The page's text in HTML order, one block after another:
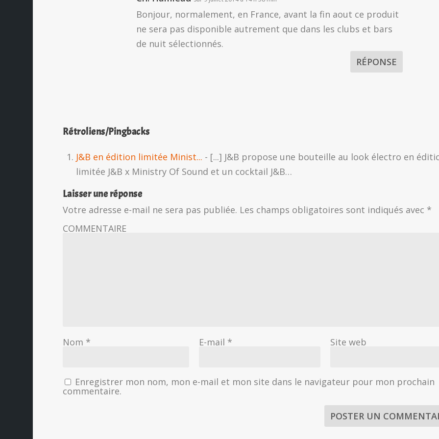
Bonjour, normalement, en France, avant la fin aout ce produit
ne sera pas disponible autrement que dans les clubs et bars
de nuit sélectionnés.
RÉPONSE
Rétroliens/Pingbacks
J&B en édition limitée Minist... - [...] J&B propose une bouteille au look électro en
limitée J&B x Ministry Of Sound et un cocktail J&B…
Laisser une réponse
Votre adresse e-mail ne sera pas publiée. Les champs obligatoires sont indiqués avec *
COMMENTAIRE
Nom * E-mail * Site web
Enregistrer mon nom, mon e-mail et mon site dans le navigateur pour mon prochain
commentaire.